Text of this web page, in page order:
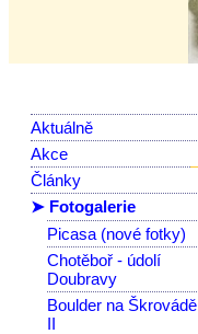
Aktuálně
Akce
Články
➤ Fotogalerie
Picasa (nové fotky)
Chotěboř - údolí
Doubravy
Boulder na Škrovádě
II